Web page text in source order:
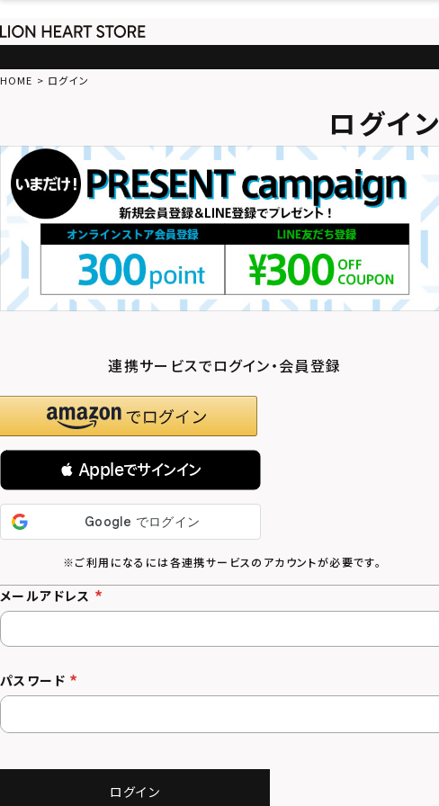
HOME ログイン
ログイン
連携サービスでログイン・会員登録
 Appleでサインイン
メールアドレス
パスワード
ログイン